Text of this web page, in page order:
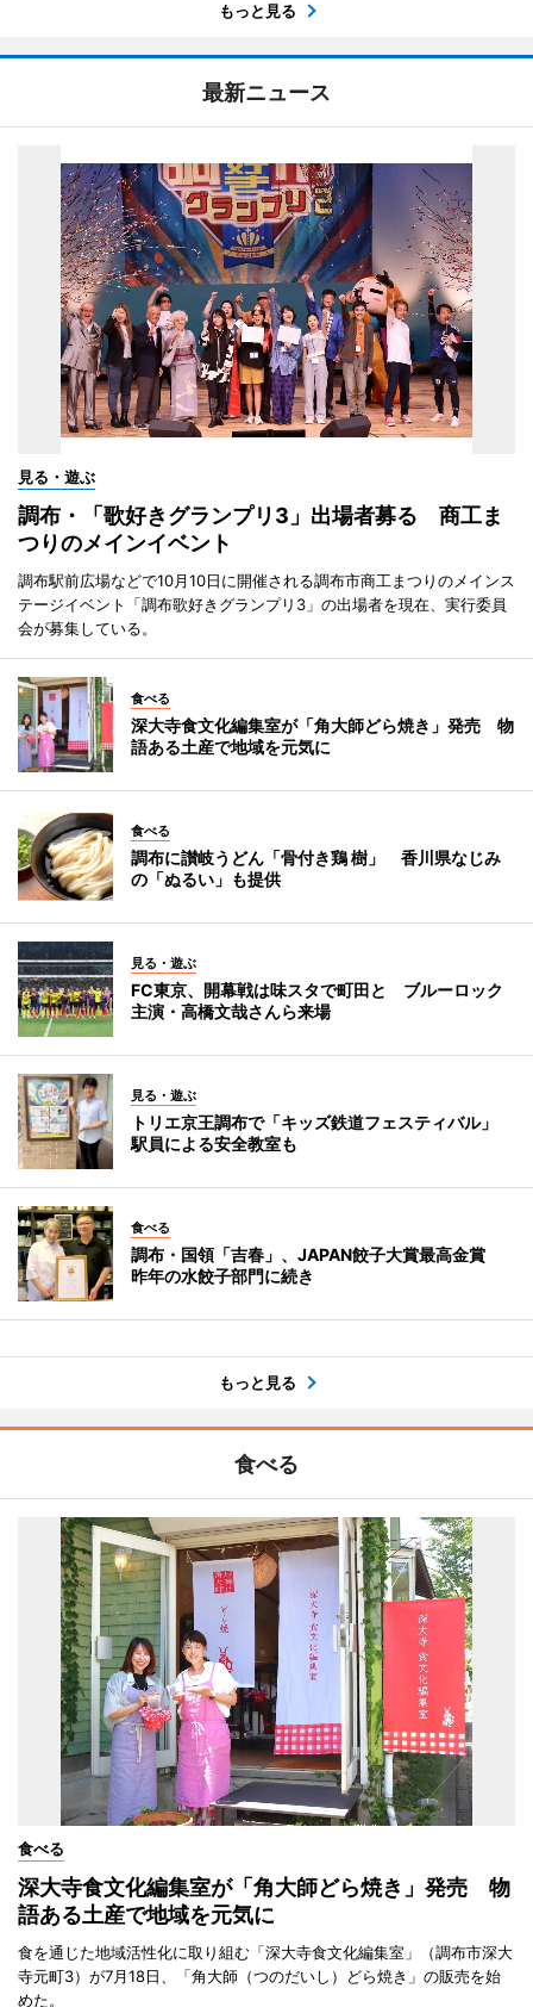
もっと見る
最新ニュース
見る・遊ぶ
調布・「歌好きグランプリ3」出場者募る 商工ま
つりのメインイベント
調布駅前広場などで10月10日に開催される調布市商工まつりのメインス
テージイベント「調布歌好きグランプリ3」の出場者を現在、実行委員
会が募集している。
食べる
深大寺食文化編集室が「角大師どら焼き」発売 物
語ある土産で地域を元気に
食べる
調布に讃岐うどん「骨付き鶏 樹」 香川県なじみ
の「ぬるい」も提供
見る・遊ぶ
FC東京、開幕戦は味スタで町田と ブルーロック
主演・高橋文哉さんら来場
見る・遊ぶ
トリエ京王調布で「キッズ鉄道フェスティバル」
駅員による安全教室も
食べる
調布・国領「吉春」、JAPAN餃子大賞最高金賞
昨年の水餃子部門に続き
もっと見る
食べる
食べる
深大寺食文化編集室が「角大師どら焼き」発売 物
語ある土産で地域を元気に
食を通じた地域活性化に取り組む「深大寺食文化編集室」（調布市深大
寺元町3）が7月18日、「角大師（つのだいし）どら焼き」の販売を始
めた。